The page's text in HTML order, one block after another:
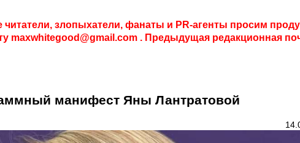
злопыхатели, фанаты и PR-агенты просим
maxwhitegood@gmail.com . Предыдущая редакционная
манифест Яны Лантратовой